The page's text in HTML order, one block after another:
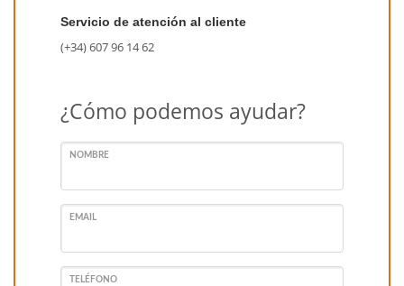
Servicio de atención al cliente
(+34) 607 96 14 62
¿Cómo podemos ayudar?
NOMBRE
EMAIL
TELÉFONO